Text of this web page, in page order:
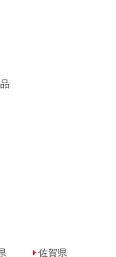
佐賀県